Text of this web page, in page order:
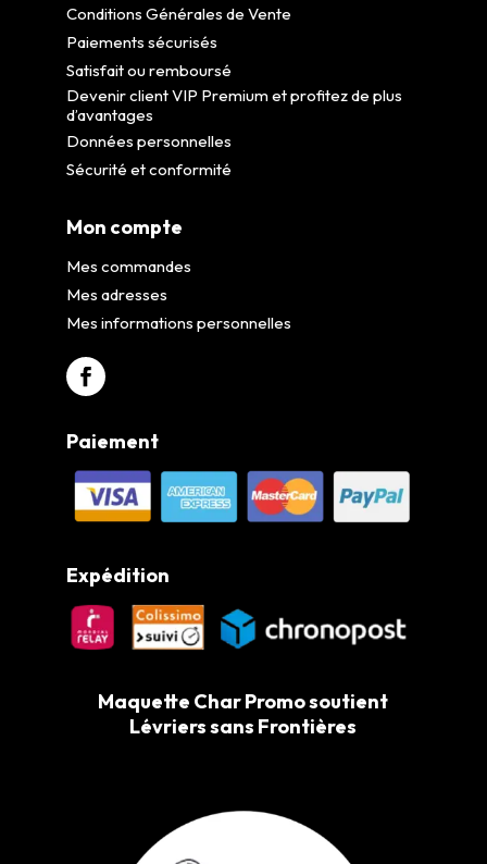
Conditions Générales de Vente
Paiements sécurisés
Satisfait ou remboursé
Devenir client VIP Premium et profitez de plus
d’avantages
Données personnelles
Sécurité et conformité
Mon compte
Mes commandes
Mes adresses
Mes informations personnelles
Paiement
Expédition
Maquette Char Promo soutient
Lévriers sans Frontières